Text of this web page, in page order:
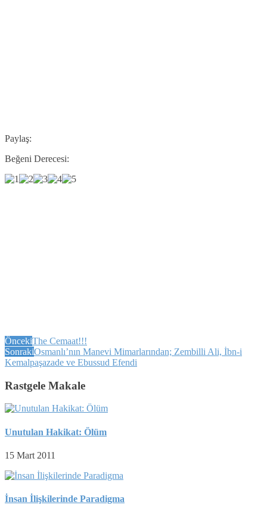
Paylaş:
Beğeni Derecesi:
ÖncekiThe Cemaat!!!
SonrakiOsmanlı’nın Manevi Mimarlarından; Zembilli Ali, İbn-i
Kemalpaşazade ve Ebussud Efendi
Rastgele Makale
Unutulan Hakikat: Ölüm
15 Mart 2011
İnsan İlişkilerinde Paradigma